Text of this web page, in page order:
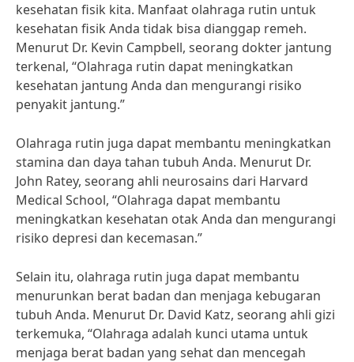
kesehatan fisik kita. Manfaat olahraga rutin untuk
kesehatan fisik Anda tidak bisa dianggap remeh.
Menurut Dr. Kevin Campbell, seorang dokter jantung
terkenal, “Olahraga rutin dapat meningkatkan
kesehatan jantung Anda dan mengurangi risiko
penyakit jantung.”
Olahraga rutin juga dapat membantu meningkatkan
stamina dan daya tahan tubuh Anda. Menurut Dr.
John Ratey, seorang ahli neurosains dari Harvard
Medical School, “Olahraga dapat membantu
meningkatkan kesehatan otak Anda dan mengurangi
risiko depresi dan kecemasan.”
Selain itu, olahraga rutin juga dapat membantu
menurunkan berat badan dan menjaga kebugaran
tubuh Anda. Menurut Dr. David Katz, seorang ahli gizi
terkemuka, “Olahraga adalah kunci utama untuk
menjaga berat badan yang sehat dan mencegah